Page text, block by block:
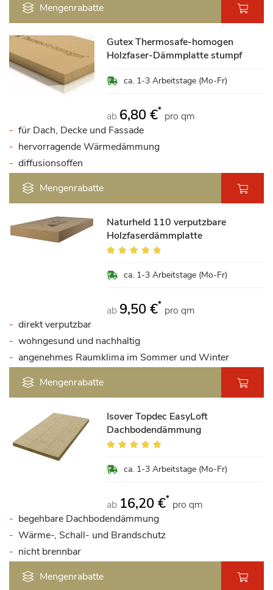
Mengenrabatte
Gutex Thermosafe-homogen
Holzfaser-Dämmplatte stumpf
ca. 1-3 Arbeitstage (Mo-Fr)
ab 6,80 €* pro qm
für Dach, Decke und Fassade
hervorragende Wärmedämmung
diffusionsoffen
Mengenrabatte
Naturheld 110 verputzbare
Holzfaserdämmplatte
Bewertung:
ca. 1-3 Arbeitstage (Mo-Fr)
ab 9,50 €* pro qm
direkt verputzbar
wohngesund und nachhaltig
angenehmes Raumklima im Sommer und Winter
Mengenrabatte
Isover Topdec EasyLoft
Dachbodendämmung
Bewertung:
ca. 1-3 Arbeitstage (Mo-Fr)
ab 16,20 €* pro qm
begehbare Dachbodendämmung
Wärme-, Schall- und Brandschutz
nicht brennbar
Mengenrabatte